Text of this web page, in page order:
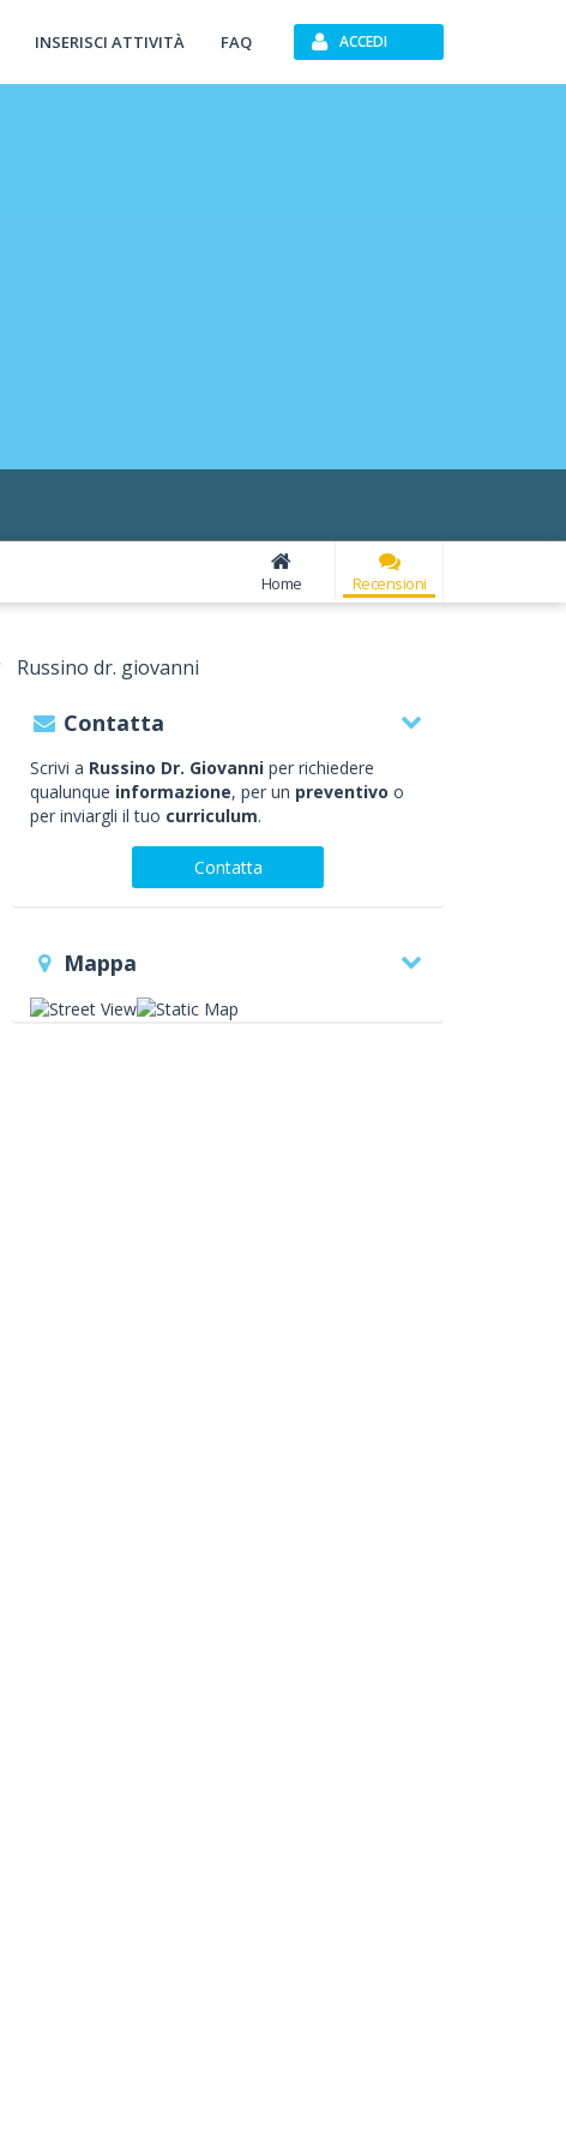
INSERISCI ATTIVITÀ FAQ ACCEDI
Home Recensioni
Russino dr. giovanni
Contatta
Scrivi a Russino Dr. Giovanni per richiedere
qualunque informazione, per un preventivo o
per inviargli il tuo curriculum.
Contatta
Mappa